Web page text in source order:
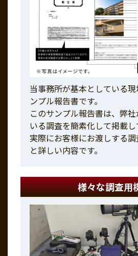
当事務所が基本としている
ンプル報告書です。
このサンプル報告書は、弊
いる調査を簡素化して掲載し
実際にお客様にお渡しする
と詳しい内容です。
様々な調査用